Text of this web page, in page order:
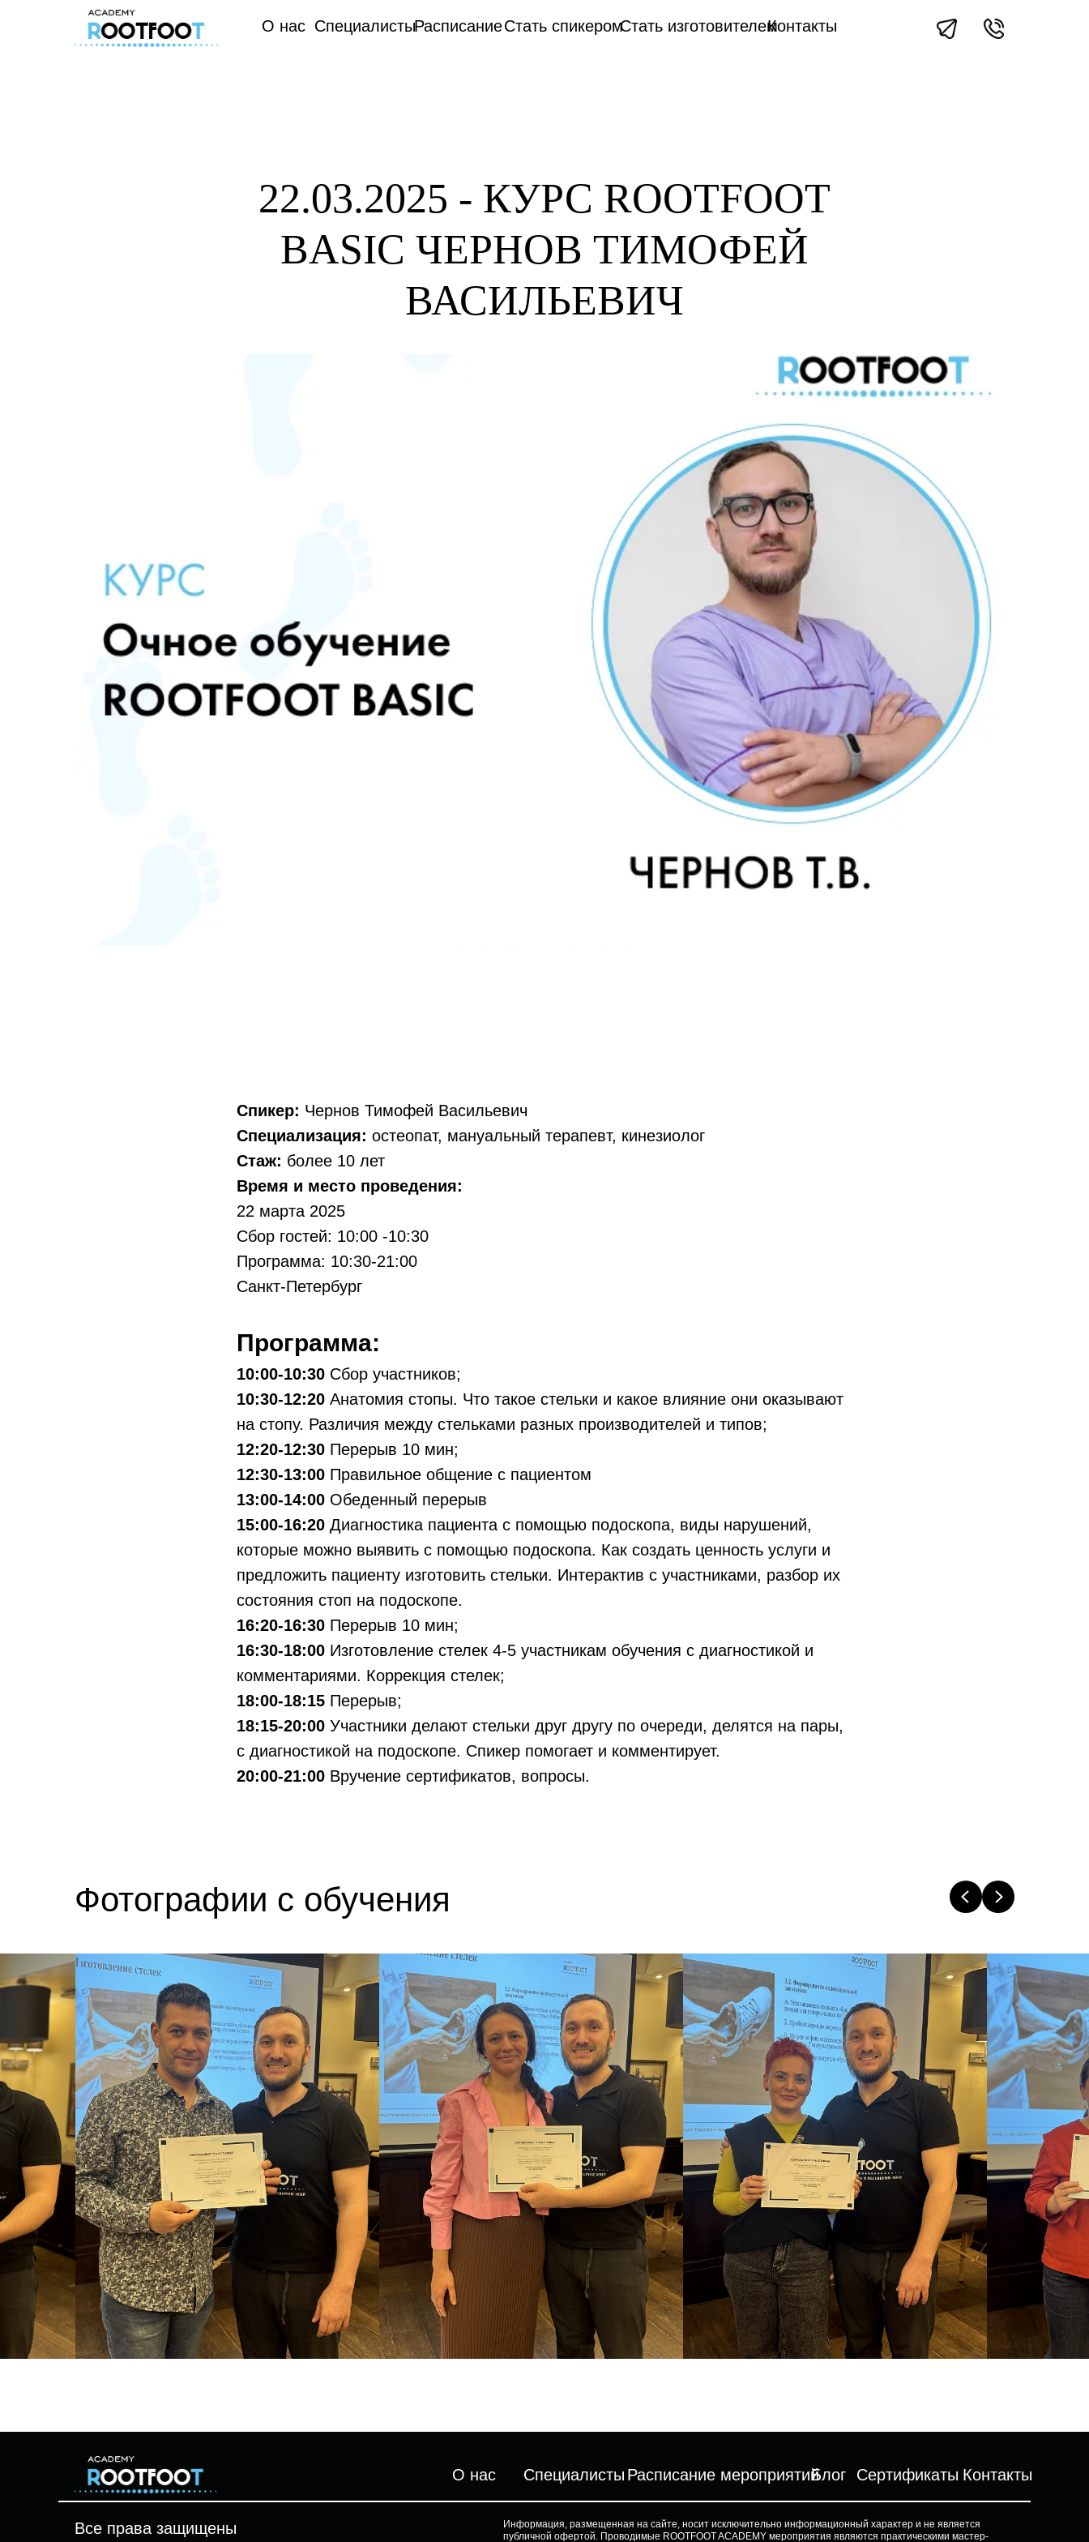
О нас СпециалистыРасписаниеСтать спикером Контакты
Cтать изготовителем
22.03.2025 - КУРС ROOTFOOT
BASIC ЧЕРНОВ ТИМОФЕЙ
ВАСИЛЬЕВИЧ
Спикер: Чернов Тимофей Васильевич
Специализация: остеопат, мануальный терапевт, кинезиолог
Стаж: более 10 лет
Время и место проведения:
22 марта 2025
Сбор гостей: 10:00 -10:30
Программа: 10:30-21:00
Санкт-Петербург
Программа:
10:00-10:30 Сбор участников;
10:30-12:20 Анатомия стопы. Что такое стельки и какое влияние они оказывают
на стопу. Различия между стельками разных производителей и типов;
12:20-12:30 Перерыв 10 мин;
12:30-13:00 Правильное общение с пациентом
13:00-14:00 Обеденный перерыв
15:00-16:20 Диагностика пациента с помощью подоскопа, виды нарушений,
которые можно выявить с помощью подоскопа. Как создать ценность услуги и
предложить пациенту изготовить стельки. Интерактив с участниками, разбор их
состояния стоп на подоскопе.
16:20-16:30 Перерыв 10 мин;
16:30-18:00 Изготовление стелек 4-5 участникам обучения с диагностикой и
комментариями. Коррекция стелек;
18:00-18:15 Перерыв;
18:15-20:00 Участники делают стельки друг другу по очереди, делятся на пары,
с диагностикой на подоскопе. Спикер помогает и комментирует.
20:00-21:00 Вручение сертификатов, вопросы.
Фотографии с обучения
О нас Расписание мероприятийБлог Контакты
Сертификаты
Специалисты
Все права защищены
Информация, размещенная на сайте, носит исключительно информационный характер и не является
публичной офертой. Проводимые ROOTFOOT ACADEMY мероприятия являются практическими мастер-